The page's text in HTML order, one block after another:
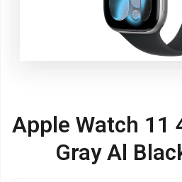
Apple Watch 11
Gray Al